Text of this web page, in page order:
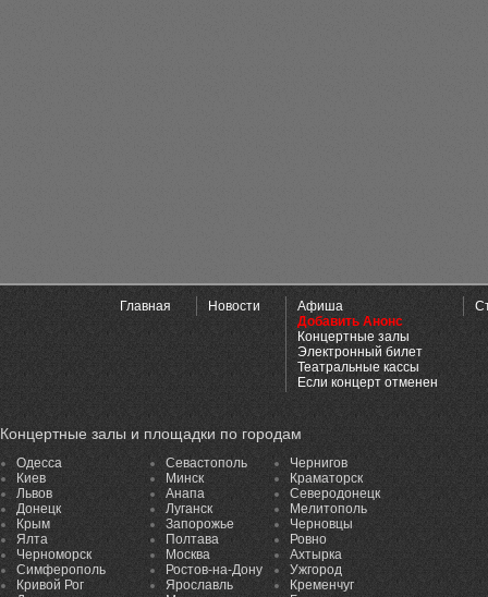
Главная Новости
Афиша
Добавить Анонс
Концертные залы
Электронный билет
Театральные кассы
Если концерт отменен
Концертные залы и площадки по городам
Одесса
Киев
Львов
Донецк
Крым
Ялта
Черноморск
Симферополь
Кривой Рог
Севастополь
Минск
Анапа
Луганск
Запорожье
Полтава
Москва
Ростов-на-Дону
Ярославль
Чернигов
Краматорск
Северодонецк
Мелитополь
Черновцы
Ровно
Ахтырка
Ужгород
Кременчуг